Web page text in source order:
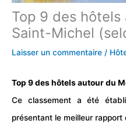
Top 9 des
Saint-Michel
Laisser un commentaire /
Top 9 des hôtels autour du
Ce classement a été
présentant le meilleur